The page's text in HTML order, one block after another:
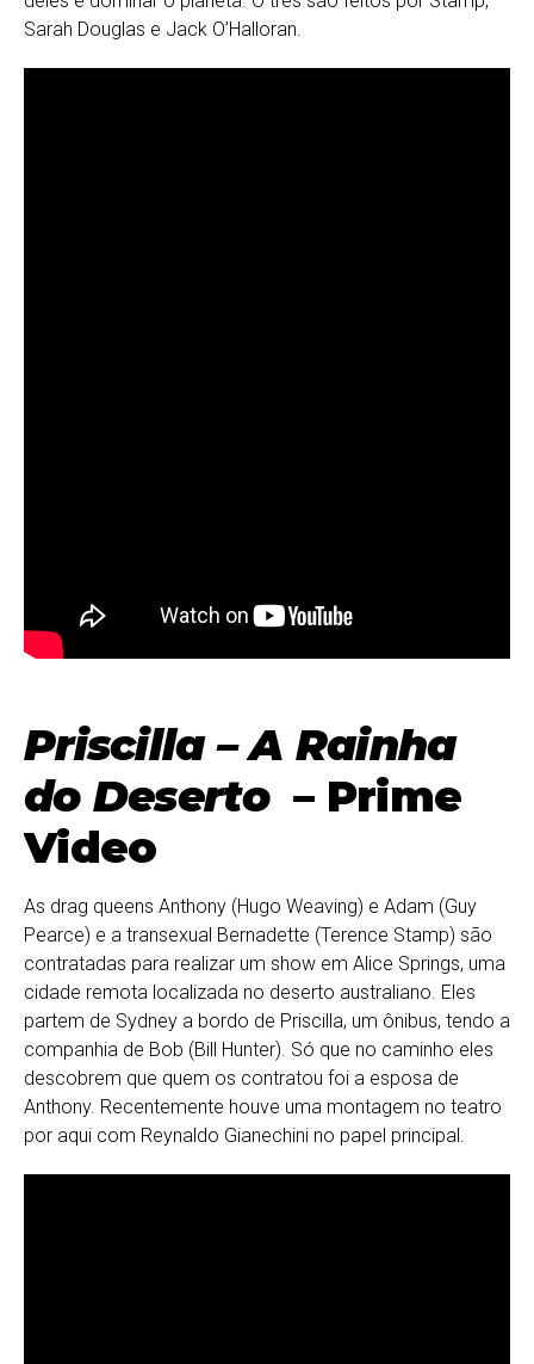
Sarah Douglas e Jack O’Halloran.
Priscilla – A Rainha
do Deserto – Prime
Video
As drag queens Anthony (Hugo Weaving) e Adam (Guy
Pearce) e a transexual Bernadette (Terence Stamp) são
contratadas para realizar um show em Alice Springs, uma
cidade remota localizada no deserto australiano. Eles
partem de Sydney a bordo de Priscilla, um ônibus, tendo a
companhia de Bob (Bill Hunter). Só que no caminho eles
descobrem que quem os contratou foi a esposa de
Anthony. Recentemente houve uma montagem no teatro
por aqui com Reynaldo Gianechini no papel principal.